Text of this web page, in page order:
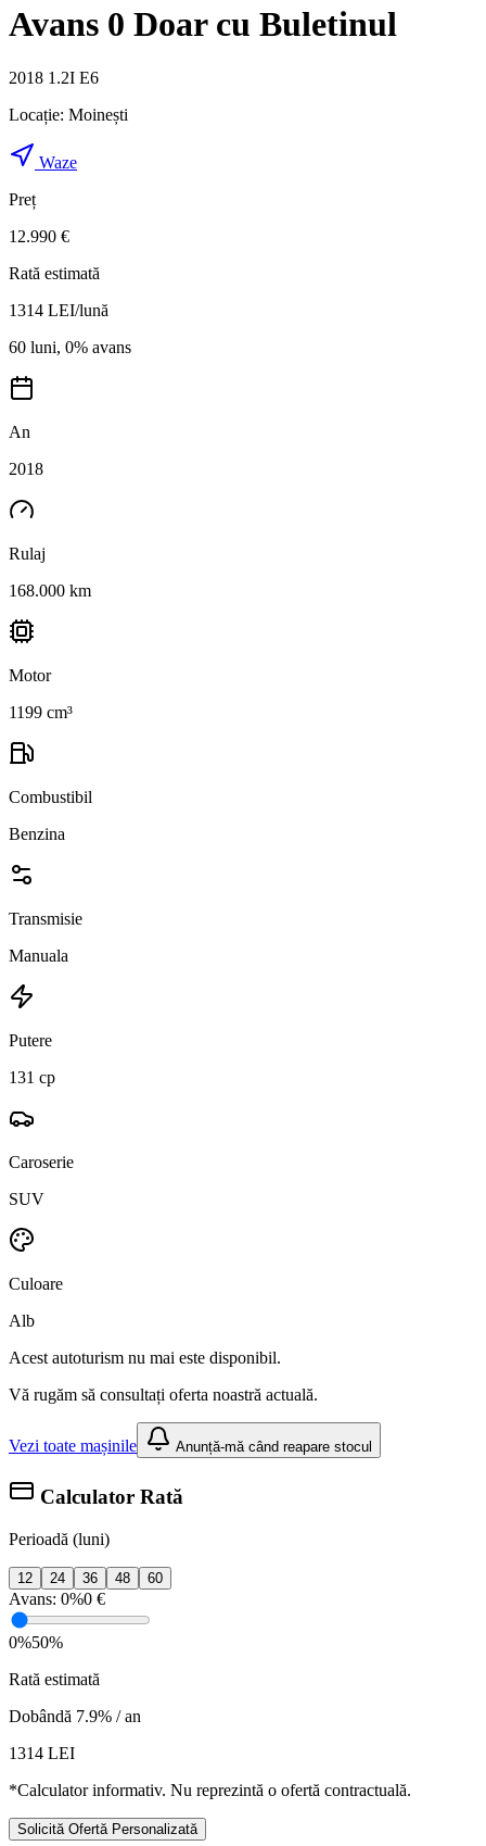
Avans 0 Doar cu Buletinul
2018 1.2I E6
Locație: Moinești
Waze
Preț
12.990 €
Rată estimată
1314 LEI/lună
60 luni, 0% avans
An
2018
Rulaj
168.000 km
Motor
1199 cm³
Combustibil
Benzina
Transmisie
Manuala
Putere
131 cp
Caroserie
SUV
Culoare
Alb
Acest autoturism nu mai este disponibil.
Vă rugăm să consultați oferta noastră actuală.
Vezi toate mașinile Anunță-mă când reapare stocul
Calculator Rată
Perioadă (luni)
12 24 36 48 60
Avans: 0%0 €
0%50%
Rată estimată
Dobândă 7.9% / an
1314 LEI
*Calculator informativ. Nu reprezintă o ofertă contractuală.
Solicită Ofertă Personalizată